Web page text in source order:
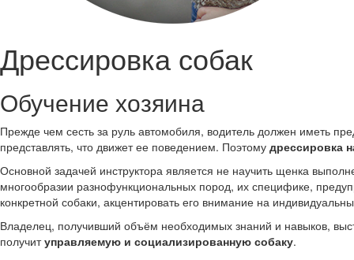
Дрессировка собак
Обучение хозяина
Прежде чем сесть за руль автомобиля, водитель должен иметь
представлять, что движет ее поведением. Поэтому дрессировка
Основной задачей инструктора является не научить щенка
многообразии разнофункциональных пород, их специфике,
конкретной собаки, акцентировать его внимание на
Владелец, получивший объём необходимых знаний и навыков,
получитуправляемую и социализированную собаку.